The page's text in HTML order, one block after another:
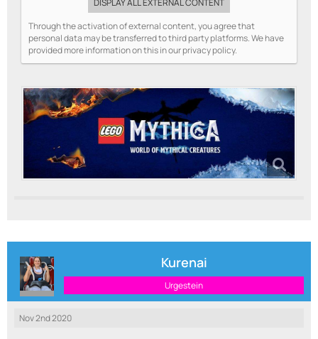
Through the activation of external content, you agree that
personal data may be transferred to third party platforms. We have
provided more information on this in our privacy policy.
Kurenai
Urgestein
Nov 2nd 2020